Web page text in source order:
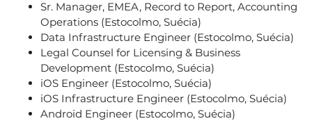
Sr. Manager, EMEA, Record to Report, Accounting
Operations (Estocolmo, Suécia)
Data Infrastructure Engineer (Estocolmo, Suécia)
Legal Counsel for Licensing & Business
Development (Estocolmo, Suécia)
iOS Engineer (Estocolmo, Suécia)
iOS Infrastructure Engineer (Estocolmo, Suécia)
Android Engineer (Estocolmo, Suécia)